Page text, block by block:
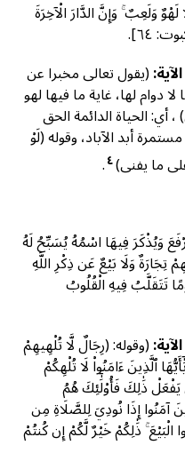
لَهْوٌ وَلَعِبٌ ۚ وَإِنَّ الدَّارَ الْآخِرَةَ
٦٤].
(يقول تعالى مخبرا عن
لا دوام لها، غاية ما فيها لهو
أي: الحياة الدائمة الحق
أبد الآباد، وقوله (لَوْ
ما يفنى)٤.
وَيُذْكَرَ فِيهَا اسْمُهُ يُسَبِّحُ لَهُ
تِجَارَةٌ وَلَا بَيْعٌ عَن ذِكْرِ اللَّهِ
تَتَقَلَّبُ فِيهِ الْقُلُوبُ
(وقوله: (رِجَالٌ لَّا تُلْهِيهِمْ
ٱلَّذِينَ ءَامَنُواْ لَا تُلْهِكُمْ
يَفْعَلْ ذَٰلِكَ فَأُوْلَٰٓئِكَ هُمُ
آمَنُوا إِذَا نُودِيَ لِلصَّلَاةِ مِن
الْبَيْعَ ۚ ذَٰلِكُمْ خَيْرٌ لَّكُمْ إِن كُنتُمْ